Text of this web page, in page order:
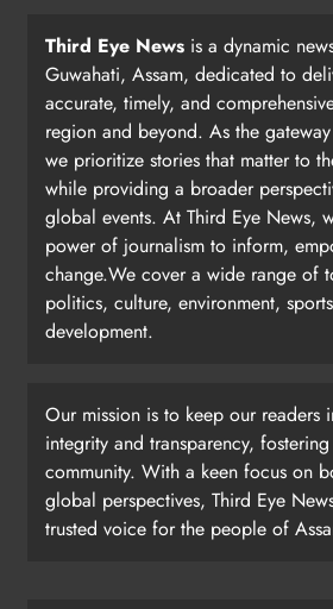
Third Eye News is a dynamic
Guwahati, Assam, dedicated to
accurate, timely, and
region and beyond. As the
we prioritize stories that matter to
while providing a broader
global events. At Third Eye News,
power of journalism to inform,
change.We cover a wide range of
politics, culture, environment,
development.
Our mission is to keep our readers
integrity and transparency,
community. With a keen focus on
global perspectives, Third Eye
trusted voice for the people of